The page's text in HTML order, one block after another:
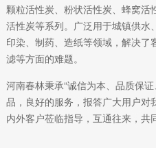
颗粒活性炭、粉状活性炭、蜂窝活
活性炭等系列。广泛用于城镇供水
印染、制药、造纸等领域，解决
滤等方面的难题。
河南春林秉承“诚信为本、品质保
品，良好的服务，报答广大用户对
内外客户莅临指导，互通往来，共